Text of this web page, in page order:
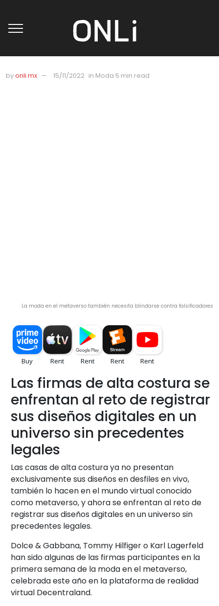
byonli mx 15/11/2022 in Moda 5 min read
La moda en el metaverso también necesita blindarse contra falsificadores
Las firmas de alta costura se
enfrentan al reto de registrar
sus diseños digitales en un
universo sin precedentes
legales
Las casas de alta costura ya no presentan
exclusivamente sus diseños en desfiles en vivo,
también lo hacen en el mundo virtual conocido
como metaverso, y ahora se enfrentan al reto de
registrar sus diseños digitales en un universo sin
precedentes legales.
Dolce & Gabbana, Tommy Hilfiger o Karl Lagerfeld
han sido algunas de las firmas participantes en la
primera semana de la moda en el metaverso,
celebrada este año en la plataforma de realidad
virtual Decentraland.